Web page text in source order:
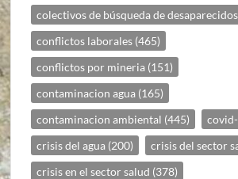
colectivos de búsqueda de desaparecidos
conflictos laborales (465)
conflictos por mineria (151)
contaminacion agua (165)
contaminacion ambiental (445)
crisis del agua (200) crisis del sector
crisis en el sector salud (378)